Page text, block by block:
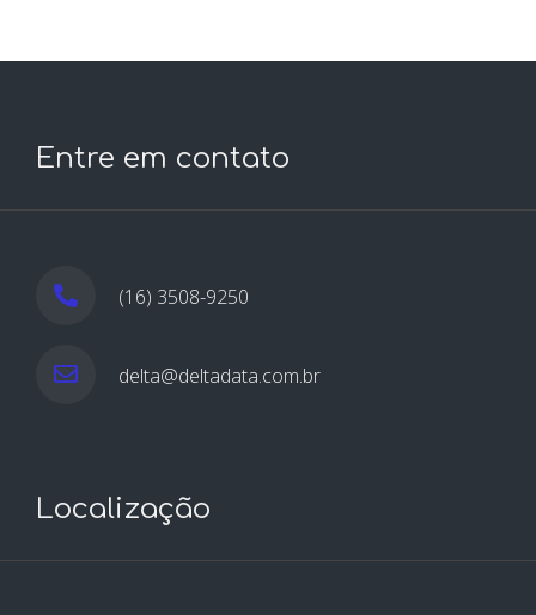
Entre em contato
(16) 3508-9250
delta@deltadata.com.br
Localização